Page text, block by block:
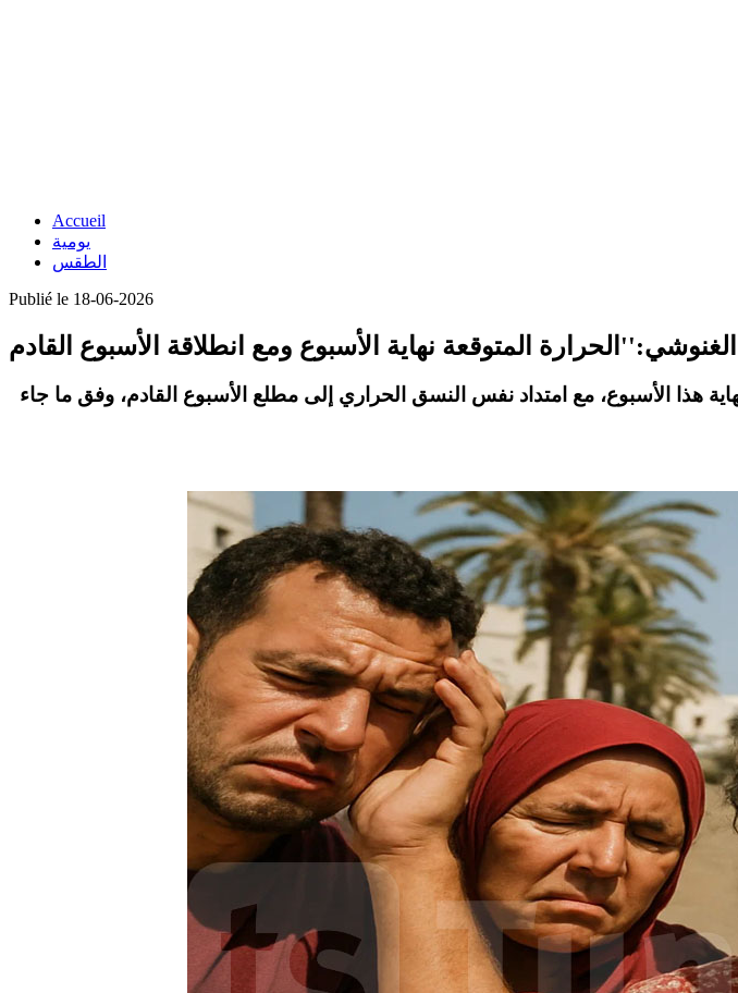
Accueil
يومية
الطقس
Publié le 18-06-2026
هذا الأسبوع، مع امتداد نفس النسق الحراري إلى مطلع الأسبوع القادم، وفق ما جاء